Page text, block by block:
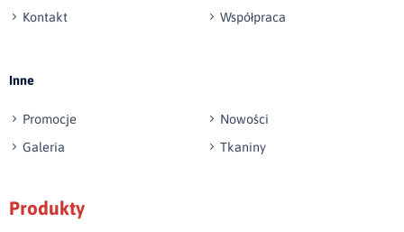
Wyślij opinię
Kontakt
Współpraca
Inne
Promocje
Nowości
Galeria
Tkaniny
Produkty